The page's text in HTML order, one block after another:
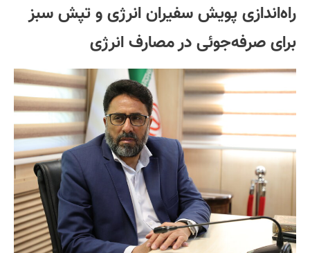
کد مطلب:81047
راه‌اندازی پویش سفیران انرژی و تپش سبز
برای صرفه‌جوئی در مصارف انرژی